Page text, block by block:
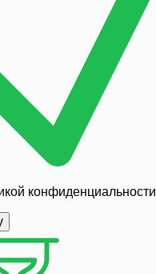
конфиденциальности